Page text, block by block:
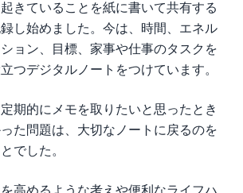
きていることを紙に書いて共有する
し始めました。今は、時間、エネル
ョン、目標、家事や仕事のタスクを
つデジタルノートをつけています。
期的にメモを取りたいと思ったとき
た問題は、大切なノートに戻るのを
でした。